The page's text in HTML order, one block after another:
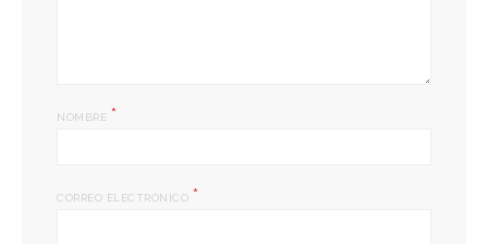
NOMBRE *
CORREO ELECTRÓNICO *